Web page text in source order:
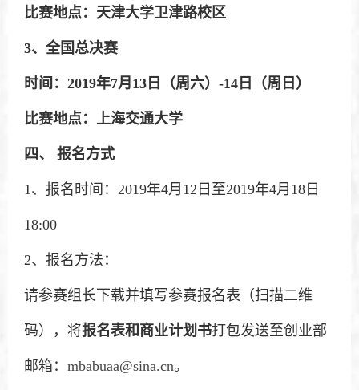
比赛地点：天津大学卫津路校区
3、全国总决赛
时间：2019年7月13日（周六）-14日（周日）
比赛地点：上海交通大学
四、 报名方式
1、报名时间：2019年4月12日至2019年4月18日
18:00
2、报名方法：
请参赛组长下载并填写参赛报名表（扫描二维
码），将报名表和商业计划书打包发送至创业部
邮箱： mbabuaa@sina.cn。